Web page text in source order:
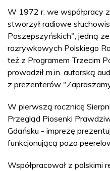
W 1972 r. we współpracy z
stworzył radiowe
Poszepszyńskich", jedną
rozrywkowych Polskiego
też z Programem Trzecim
prowadził m.in. autorską
z prezenterów
W pierwszą rocznicę
Przegląd Piosenki
Gdańsku - imprezę
funkcjonującą poza
Współpracował z polskimi